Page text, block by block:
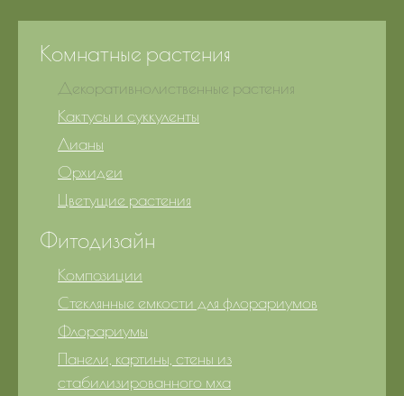
Комнатные растения
Декоративнолиственные растения
Кактусы и суккуленты
Лианы
Орхидеи
Цветущие растения
Фитодизайн
Композиции
Стеклянные емкости для флорариумов
Флорариумы
Панели, картины, стены из
стабилизированного мха